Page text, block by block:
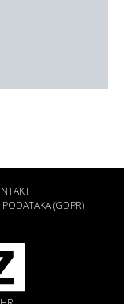
(GDPR)